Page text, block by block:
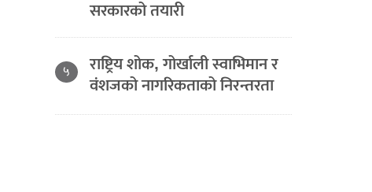
सरकारको तयारी
५ राष्ट्रिय शोक, गोर्खाली स्वाभिमान र
वंशजको नागरिकताको निरन्तरता